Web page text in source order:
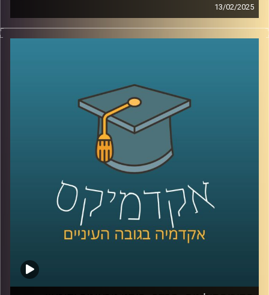
13/02/2025
השנה וחצי האחרונות הציפו המון בעיות במערכת השלטונית
שלנו, בין אם בתשתיות,בריאות, רווחה ביטחון ובעצם בכלל
על כך שעל אף שתקציב החינוך הישראלי ואחוז בעלי ההשכלה
הגבוהה הוא מהגבוהים באירופה.
הצפיפות בכיתות היא מהגבוהות בעולם, הישגי התלמידים ושכר
המורים הם מהנמוכים בעולם המערבי.
בנוסף, מדינת ישראל בת ה-76 סובלת מחוסר יציבות שלטונית,
זוהי ממשלתינו ה-37, כלומר תחלופה של בערך כל שנתיים.
אז מה עושים? יש כאלו שסוברים שחייבים לשנות את השיטה,
שיטת הבחירות והשלטון.